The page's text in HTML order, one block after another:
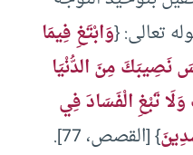
تعالى: {وَابْتَغِ فِيمَا
نَصِيبَكَ مِنَ الدُّنْيَا
تَبْغِ الْفَسَادَ فِي
} [القصص، 77].